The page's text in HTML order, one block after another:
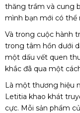
thăng trầm và cung
mình bạn mới có thể
Và trong cuộc hành
trong tâm hồn dưới
một dấu vết quen
khắc đã qua một
Là một thương hiệu
Letitia khao khát
cực. Mỗi sản phẩm